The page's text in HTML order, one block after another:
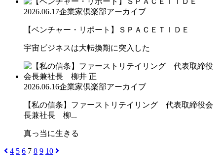
2026.06.17企業家倶楽部アーカイブ
【ベンチャー・リポート】ＳＰＡＣＥＴＩＤＥ
宇宙ビジネスは大転換期に突入した
2026.06.16企業家倶楽部アーカイブ
【私の信条】ファーストリテイリング 代表取締役会
長兼社長 柳...
真っ当に生きる
4 5 6 7 8 9 10